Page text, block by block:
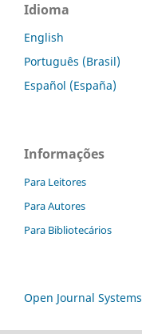
Idioma
English
Português (Brasil)
Español (España)
Informações
Para Leitores
Para Autores
Para Bibliotecários
Open Journal Systems